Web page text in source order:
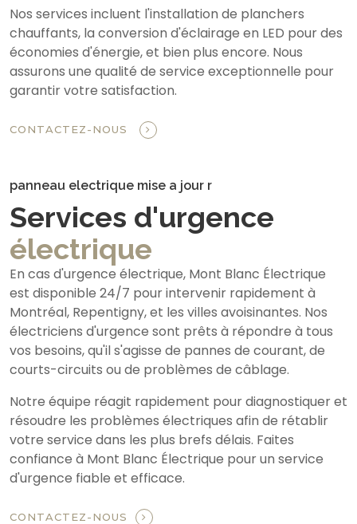
Nos services incluent l'installation de planchers
chauffants, la conversion d'éclairage en LED pour des
économies d'énergie, et bien plus encore. Nous
assurons une qualité de service exceptionnelle pour
garantir votre satisfaction.
CONTACTEZ-NOUS
panneau electrique mise a jour r
Services d'urgence
électrique
En cas d'urgence électrique, Mont Blanc Électrique
est disponible 24/7 pour intervenir rapidement à
Montréal, Repentigny, et les villes avoisinantes. Nos
électriciens d'urgence sont prêts à répondre à tous
vos besoins, qu'il s'agisse de pannes de courant, de
courts-circuits ou de problèmes de câblage.
Notre équipe réagit rapidement pour diagnostiquer et
résoudre les problèmes électriques afin de rétablir
votre service dans les plus brefs délais. Faites
confiance à Mont Blanc Électrique pour un service
d'urgence fiable et efficace.
CONTACTEZ-NOUS